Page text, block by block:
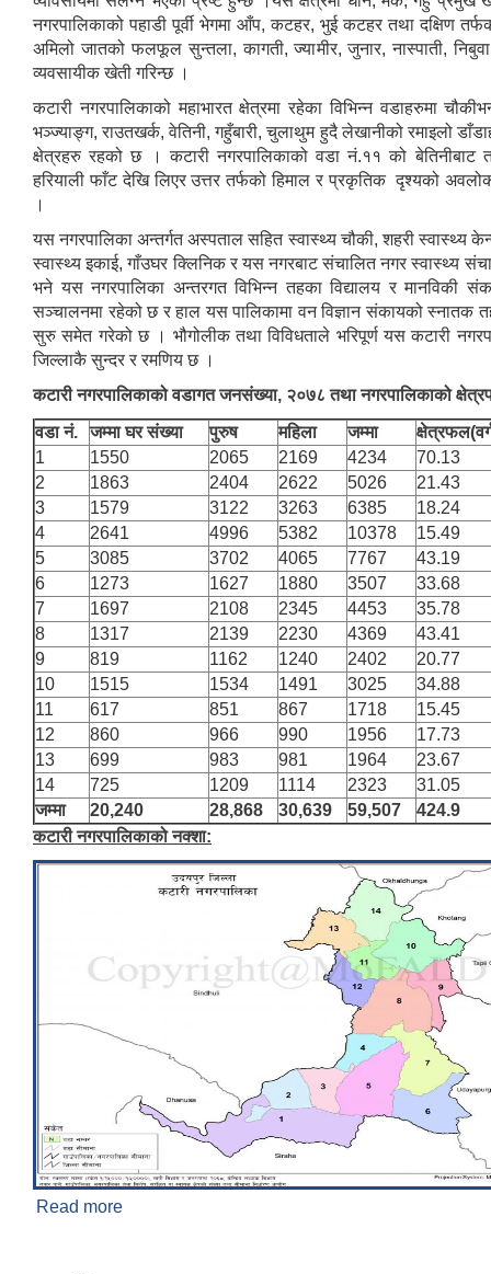
नगरपालिकाको पहाडी पूर्वी भेगमा आँप, कटहर, भुई कटहर तथा दक्षिण
अमिलो जातको फलफूल सुन्तला, कागती, ज्यामीर, जुनार, नास्पाती,
व्यवसायीक खेती गरिन्छ ।
कटारी नगरपालिकाको महाभारत क्षेत्रमा रहेका विभिन्न वडाहरुमा
भञ्ज्याङ्ग, राउतखर्क, वेतिनी, गहुँबारी, चुलाथुम हुदै लेखानीको रमाइलो
क्षेत्रहरु रहको छ । कटारी नगरपालिकाको वडा नं.११ को बेतिनीबाट
हरियाली फाँट देखि लिएर उत्तर तर्फको हिमाल र प्रकृतिक दृश्यको
।
यस नगरपालिका अन्तर्गत अस्पताल सहित स्वास्थ्य चौकी, शहरी स्वास्थ्य
स्वास्थ्य इकाई, गाँउघर क्लिनिक र यस नगरबाट संचालित नगर स्वास्थ्य
भने यस नगरपालिका अन्तरगत विभिन्न तहका विद्यालय र मानविकी
सञ्चालनमा रहेको छ र हाल यस पालिकामा वन विज्ञान संकायको स्नातक
सुरु समेत गरेको छ । भौगोलीक तथा विविधताले भरिपूर्ण यस कटारी
जिल्लाकै सुन्दर र रमणिय छ ।
कटारी नगरपालिकाको वडागत जनसंख्या, २०७८ तथा नगरपालिकाको
वडा नं.
जम्मा घर संख्या पुरुष महिला जम्मा
1
1550 2065 2169 4234
70.13
2
1863 2404 2622 5026
21.43
3
1579 3122 3263 6385
18.24
4
2641 4996 5382 10378
15.49
5
3085 3702 4065 7767
43.19
6
1273 1627 1880 3507
33.68
7
1697 2108 2345 4453
35.78
8
1317 2139 2230 4369
43.41
9
819 1162 1240 2402
20.77
10
1515 1534 1491 3025
34.88
11
617 851 867 1718
15.45
12
860 966 990 1956
17.73
13
699 983 981 1964
23.67
14
725 1209 1114 2323
31.05
जम्मा
20,240 28,868 30,639 59,507
424.9
कटारी नगरपालिकाको नक्शा:
Read more